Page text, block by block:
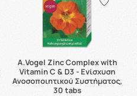
A.Vogel Zinc Complex with
Vitamin C & D3 - Ενίσχυση
Ανοσοποιητικού Συστήματος,
30 tabs